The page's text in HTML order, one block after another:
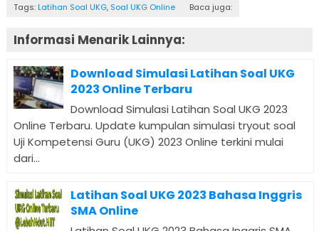
Tags: Latihan Soal UKG, Soal UKG Online Baca juga:
Informasi Menarik Lainnya:
Download Simulasi Latihan Soal UKG
2023 Online Terbaru
Download Simulasi Latihan Soal UKG 2023
Online Terbaru. Update kumpulan simulasi tryout soal
Uji Kompetensi Guru (UKG) 2023 Online terkini mulai
dari...
Latihan Soal UKG 2023 Bahasa Inggris
SMA Online